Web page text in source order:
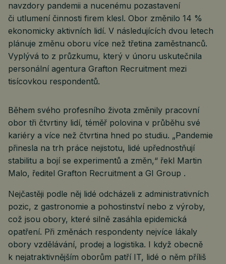
navzdory pandemii a nucenému pozastavení
či utlumení činnosti firem klesl. Obor změnilo 14 %
ekonomicky aktivních lidí. V následujících dvou letech
plánuje změnu oboru více než třetina zaměstnanců.
Vyplývá to z průzkumu, který v únoru uskutečnila
personální agentura Grafton Recruitment mezi
tisícovkou respondentů.
Během svého profesního života změnily pracovní
obor tři čtvrtiny lidí, téměř polovina v průběhu své
kariéry a více než čtvrtina hned po studiu. „Pandemie
přinesla na trh práce nejistotu, lidé upřednostňují
stabilitu a bojí se experimentů a změn,“ řekl Martin
Malo, ředitel Grafton Recruitment a GI Group .
Nejčastěji podle něj lidé odcházeli z administrativních
pozic, z gastronomie a pohostinství nebo z výroby,
což jsou obory, které silně zasáhla epidemická
opatření. Při změnách respondenty nejvíce lákaly
obory vzdělávání, prodej a logistika. I když obecně
k nejatraktivnějším oborům patří IT, lidé o něm příliš